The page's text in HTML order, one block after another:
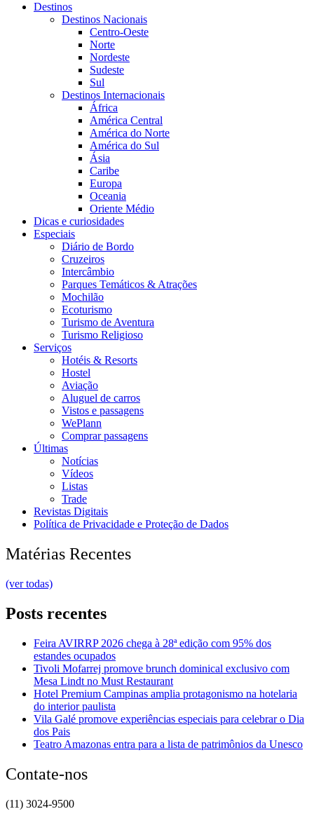
Destinos
Destinos Nacionais
Centro-Oeste
Norte
Nordeste
Sudeste
Sul
Destinos Internacionais
África
América Central
América do Norte
América do Sul
Ásia
Caribe
Europa
Oceania
Oriente Médio
Dicas e curiosidades
Especiais
Diário de Bordo
Cruzeiros
Intercâmbio
Parques Temáticos & Atrações
Mochilão
Ecoturismo
Turismo de Aventura
Turismo Religioso
Serviços
Hotéis & Resorts
Hostel
Aviação
Aluguel de carros
Vistos e passagens
WePlann
Comprar passagens
Últimas
Notícias
Vídeos
Listas
Trade
Revistas Digitais
Política de Privacidade e Proteção de Dados
Matérias Recentes
(ver todas)
Posts recentes
Feira AVIRRP 2026 chega à 28ª edição com 95% dos
estandes ocupados
Tivoli Mofarrej promove brunch dominical exclusivo com
Mesa Lindt no Must Restaurant
Hotel Premium Campinas amplia protagonismo na hotelaria
do interior paulista
Vila Galé promove experiências especiais para celebrar o Dia
dos Pais
Teatro Amazonas entra para a lista de patrimônios da Unesco
Contate-nos
(11) 3024-9500